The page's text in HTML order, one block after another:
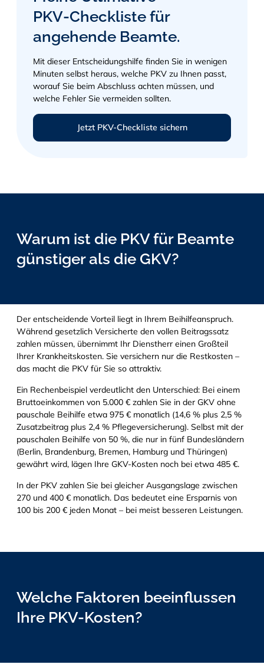
PKV‑Checkliste für
angehende Beamte.
Mit dieser Entscheidungshilfe finden Sie in wenigen
Minuten selbst heraus, welche PKV zu Ihnen passt,
worauf Sie beim Abschluss achten müssen, und
welche Fehler Sie vermeiden sollten.
Jetzt PKV-Checkliste sichern
Warum ist die PKV für Beamte
günstiger als die GKV?
Der entscheidende Vorteil liegt in Ihrem Beihilfeanspruch.
Während gesetzlich Versicherte den vollen Beitragssatz
zahlen müssen, übernimmt Ihr Dienstherr einen Großteil
Ihrer Krankheitskosten. Sie versichern nur die Restkosten –
das macht die PKV für Sie so attraktiv.
Ein Rechenbeispiel verdeutlicht den Unterschied: Bei einem
Bruttoeinkommen von 5.000 € zahlen Sie in der GKV ohne
pauschale Beihilfe etwa 975 € monatlich (14,6 % plus 2,5 %
Zusatzbeitrag plus 2,4 % Pflegeversicherung). Selbst mit der
pauschalen Beihilfe von 50 %, die nur in fünf Bundesländern
(Berlin, Brandenburg, Bremen, Hamburg und Thüringen)
gewährt wird, lägen Ihre GKV-Kosten noch bei etwa 485 €.
In der PKV zahlen Sie bei gleicher Ausgangslage zwischen
270 und 400 € monatlich. Das bedeutet eine Ersparnis von
100 bis 200 € jeden Monat – bei meist besseren Leistungen.
Welche Faktoren beeinflussen
Ihre PKV-Kosten?